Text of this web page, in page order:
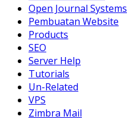
Open Journal Systems
Pembuatan Website
Products
SEO
Server Help
Tutorials
Un-Related
VPS
Zimbra Mail